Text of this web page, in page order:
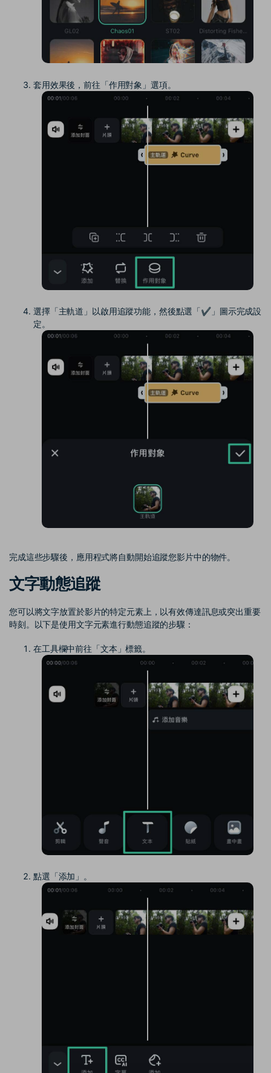
套用效果後，前往「作用對象」選項。
選擇「主軌道」以啟用追蹤功能，然後點選「✔」圖示完成設
定。
完成這些步驟後，應用程式將自動開始追蹤您影片中的物件。
文字動態追蹤
您可以將文字放置於影片的特定元素上，以有效傳達訊息或突出重要
時刻。以下是使用文字元素進行動態追蹤的步驟：
在工具欄中前往「文本」標籤。
點選「添加」。